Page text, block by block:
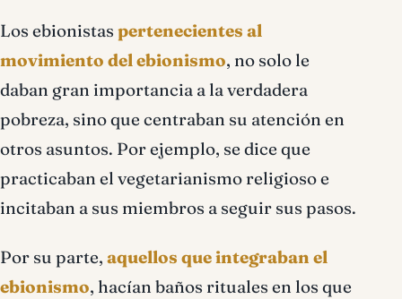
Los ebionistas pertenecientes al
movimiento del ebionismo, no solo le
daban gran importancia a la verdadera
pobreza, sino que centraban su atención en
otros asuntos. Por ejemplo, se dice que
practicaban el vegetarianismo religioso e
incitaban a sus miembros a seguir sus pasos.
Por su parte, aquellos que integraban el
ebionismo, hacían baños rituales en los que